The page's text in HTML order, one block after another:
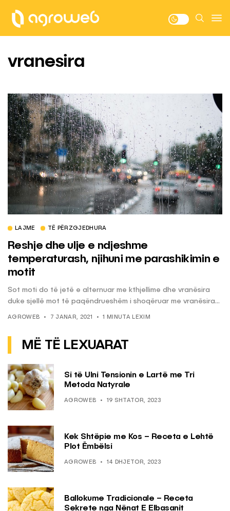
vranesira
LAJME TË PËRZGJEDHURA
Reshje dhe ulje e ndjeshme
temperaturash, njihuni me parashikimin e
motit
Sot moti do të jetë e alternuar me kthjellime dhe vranësira
duke sjellë mot të paqëndrueshëm i shoqëruar me vranësira...
AGROWEB 7 JANAR, 2021 1 MINUTA LEXIM
MË TË LEXUARAT
Si të Ulni Tensionin e Lartë me Tri
Metoda Natyrale
AGROWEB 19 SHTATOR, 2023
Kek Shtëpie me Kos – Receta e Lehtë
Plot Ëmbëlsi
AGROWEB 14 DHJETOR, 2023
Ballokume Tradicionale – Receta
Sekrete nga Nënat E Elbasanit